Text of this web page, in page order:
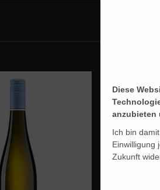
Diese
anzubieten
Ich bin
Einwilligung
Zukunft